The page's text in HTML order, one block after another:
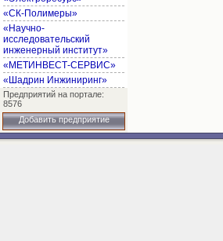
«СК-Полимеры»
«Научно-
исследовательский
инженерный институт»
«МЕТИНВЕСТ-СЕРВИС»
«Шадрин Инжиниринг»
Предприятий на портале:
8576
Добавить предприятие